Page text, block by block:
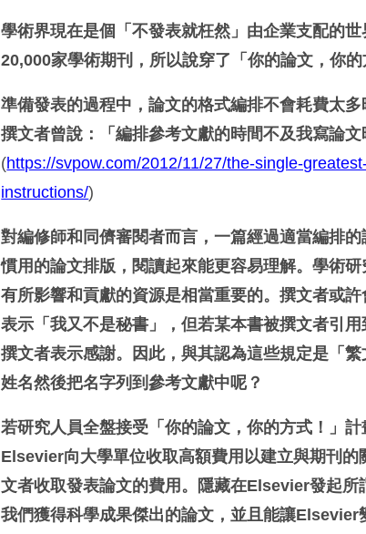
學術界現在是個「不發表就枉然」由企業支配的世
20,000家學術期刊，所以說穿了「你的論文，你的
準備發表的過程中，論文的格式編排不會耗費太
撰文者曾說：「編排參考文獻的時間不及我寫論文
(https://svpow.com/2012/11/27/the-single-
instructions/)
對編修師和同儕審閱者而言，一篇經過適當編排
慣用的論文排版，閱讀起來能更容易理解。學術
有所影響和貢獻的資源是相當重要的。撰文者或
表示「我又不是秘書」，但若某本書被撰文者引
撰文者表示感謝。因此，與其認為這些規定是「
姓名然後把名字列到參考文獻中呢？
若研究人員全盤接受「你的論文，你的方式！」
Elsevier向大學單位收取高額費用以建立與期刊
文者收取發表論文的費用。隱藏在Elsevier發起
我們獲得科學成果傑出的論文，並且能讓